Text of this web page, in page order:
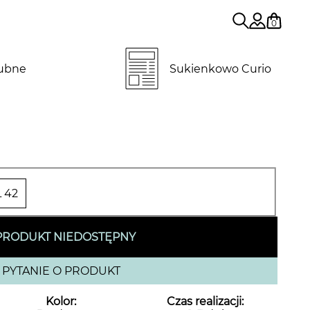
0
Sukienkowo Curio
42
NIEDOSTĘPNY
PYTANIE O PRODUKT
Kolor:
Czas realizacji: